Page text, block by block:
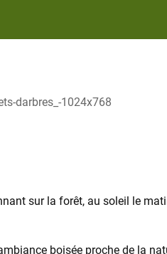
sur la forêt, au soleil le
boisée proche de la